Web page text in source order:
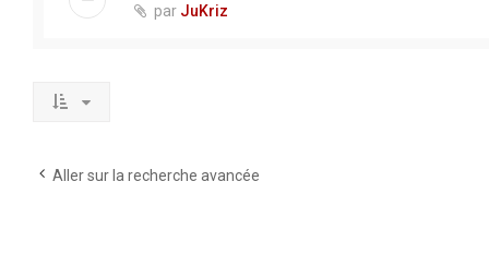
par JuKriz
Aller sur la recherche avancée